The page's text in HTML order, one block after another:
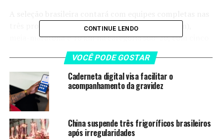
três provas da competição: maratona (42,195 km),
meia-maratona e 10 km na categoria sub-20, com cinco
atletas por gênero nas provas principais e três por
gênero na categoria de base. Entre os destaques está o
campeão mundial e vice-campeão olímpico Caio Bonfim,
que competirá em casa, liderando a equipe nacional. A
delegação brasileira também conta com forte presença
de atletas do Distrito Federal, como Gabriela Beatriz, da
Associação dos Corredores de Rua do Gama, e nomes do
Centro de Atletismo de Sobradinho.
CONTINUE LENDO
VOCÊ PODE GOSTAR
Caderneta digital visa facilitar o
acompanhamento da gravidez
China suspende três frigoríficos brasileiros
após irregularidades